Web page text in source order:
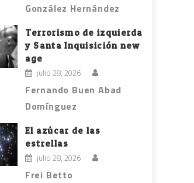
González Hernández
Terrorismo de izquierda
y Santa Inquisición new
age
julio 28, 2026
Fernando Buen Abad
Domínguez
El azúcar de las
estrellas
julio 28, 2026
Frei Betto